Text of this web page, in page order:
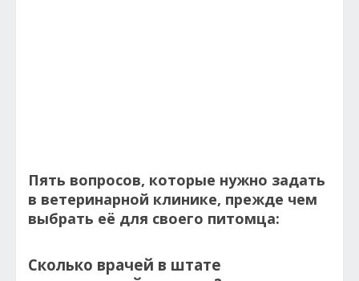
Пять вопросов, которые нужно задать
в ветеринарной клинике, прежде чем
выбрать её для своего питомца:
Сколько врачей в штате